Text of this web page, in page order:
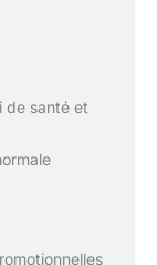
de santé et